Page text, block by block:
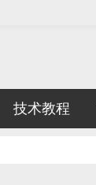
技术教程